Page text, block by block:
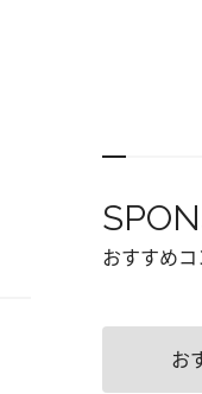
おすすめ
お